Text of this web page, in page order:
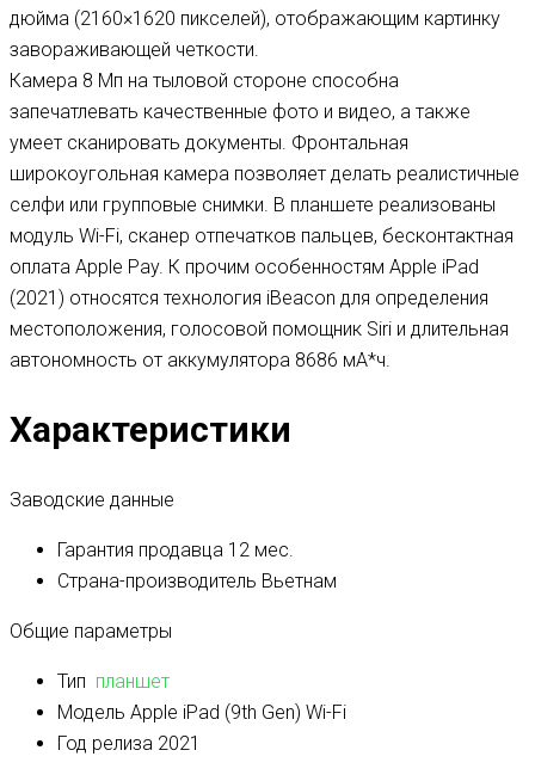
дюйма (2160×1620 пикселей), отображающим картинку
завораживающей четкости.
Камера 8 Мп на тыловой стороне способна
запечатлевать качественные фото и видео, а также
умеет сканировать документы. Фронтальная
широкоугольная камера позволяет делать реалистичные
селфи или групповые снимки. В планшете реализованы
модуль Wi-Fi, сканер отпечатков пальцев, бесконтактная
оплата Apple Pay. К прочим особенностям Apple iPad
(2021) относятся технология iBeacon для определения
местоположения, голосовой помощник Siri и длительная
автономность от аккумулятора 8686 мА*ч.
Характеристики
Заводские данные
Гарантия продавца 12 мес.
Страна-производитель Вьетнам
Общие параметры
Тип планшет
Модель Apple iPad (9th Gen) Wi-Fi
Год релиза 2021